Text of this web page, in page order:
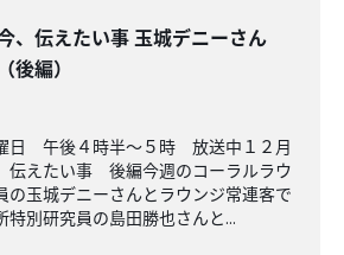
、伝えたい事 玉城デニーさん
（後編）
日 午後４時半～５時 放送中１２月
伝えたい事 後編今週のコーラルラウ
の玉城デニーさんとラウンジ常連客で
特別研究員の島田勝也さんと...